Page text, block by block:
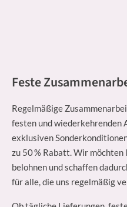
Feste
Regelmäßige
festen und wiederkehrenden
exklusiven
zu 50 % Rabatt. Wir
belohnen und schaffen
für alle, die uns regelmäßig